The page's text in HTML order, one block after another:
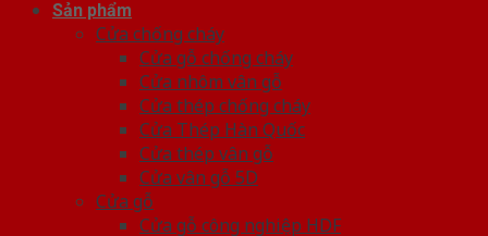
Sản phẩm
Cửa chống cháy
Cửa gỗ chống cháy
Cửa nhôm vân gỗ
Cửa thép chống cháy
Cửa Thép Hàn Quốc
Cửa thép vân gỗ
Cửa vân gỗ 5D
Cửa gỗ
Cửa gỗ công nghiệp HDF